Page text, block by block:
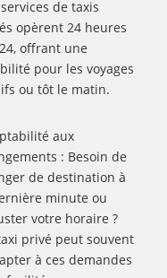
de taxis
opèrent 24 heures
offrant une
pour les voyages
ou tôt le matin.
aux
: Besoin de
de destination à
minute ou
votre horaire ?
privé peut souvent
à ces demandes